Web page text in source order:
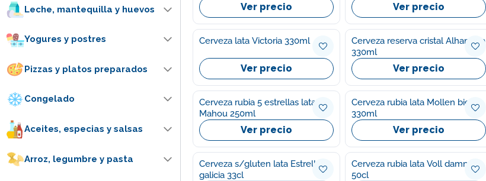
Leche, mantequilla y huevos
Yogures y postres
Pizzas y platos preparados
Congelado
Aceites, especias y salsas
Arroz, legumbre y pasta
Ver precio Ver precio
Cerveza lata Victoria 330ml
Ver precio
Cerveza reserva cristal Alhambra
330ml
Ver precio
Cerveza rubia 5 estrellas lata
Mahou 250ml
Ver precio
Cerveza rubia lata Mollen bier
330ml
Ver precio
Cerveza s/gluten lata Estrella
galicia 33cl
Cerveza rubia lata Voll damm
50cl